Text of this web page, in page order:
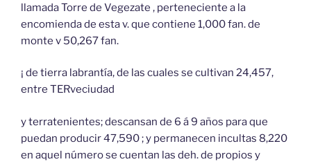
llamada Torre de Vegezate , perteneciente a la
encomienda de esta v. que contiene 1,000 fan. de
monte v 50,267 fan.
¡ de tierra labrantía, de las cuales se cultivan 24,457,
entre TERveciudad
y terratenientes; descansan de 6 á 9 años para que
puedan producir 47,590 ; y permanecen incultas 8,220
en aquel número se cuentan las deh. de propios y